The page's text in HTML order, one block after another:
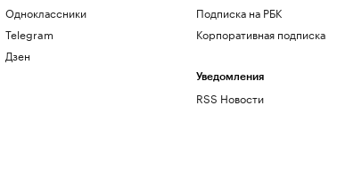
Одноклассники
Telegram
Дзен
Подписка на РБК
Корпоративная подписка
Уведомления
RSS Новости